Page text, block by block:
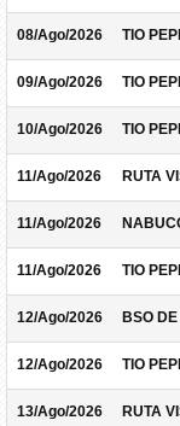
08/Ago/2026 TIO
09/Ago/2026 TIO
10/Ago/2026 TIO
11/Ago/2026 RUTA
11/Ago/2026
11/Ago/2026 TIO
12/Ago/2026 BSO
12/Ago/2026 TIO
13/Ago/2026 RUTA